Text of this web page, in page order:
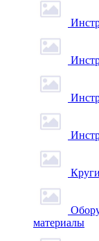
материалы